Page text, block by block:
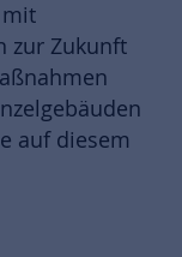
mit
zur Zukunft
auf diesem